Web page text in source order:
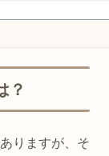
？
りますが、そ